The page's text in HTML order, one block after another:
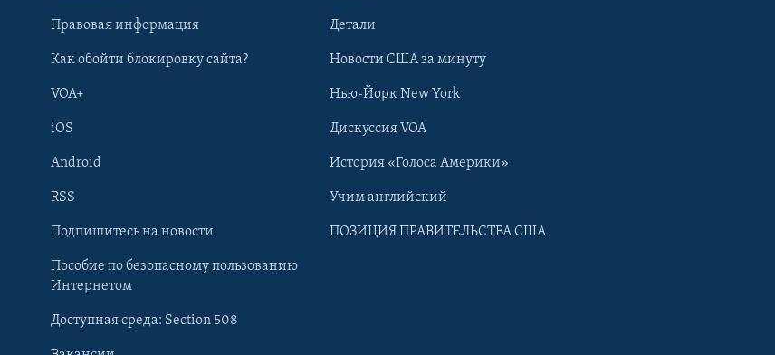
Learning English
Правовая информация
Как обойти блокировку сайта?
VOA+
iOS
Android
RSS
Подпишитесь на новости
Пособие по безопасному пользованию
Интернетом
Доступная среда: Section 508
Детали
Новости США за минуту
Нью-Йорк New York
Дискуссия VOA
История «Голоса Америки»
Учим английский
ПОЗИЦИЯ ПРАВИТЕЛЬСТВА США